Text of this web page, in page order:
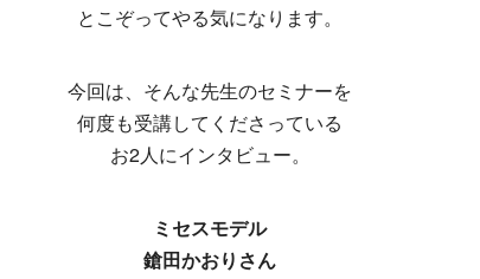
とこぞってやる気になります。
今回は、そんな先生のセミナーを
何度も受講してくださっている
お2人にインタビュー。
ミセスモデル
鎗田かおりさん